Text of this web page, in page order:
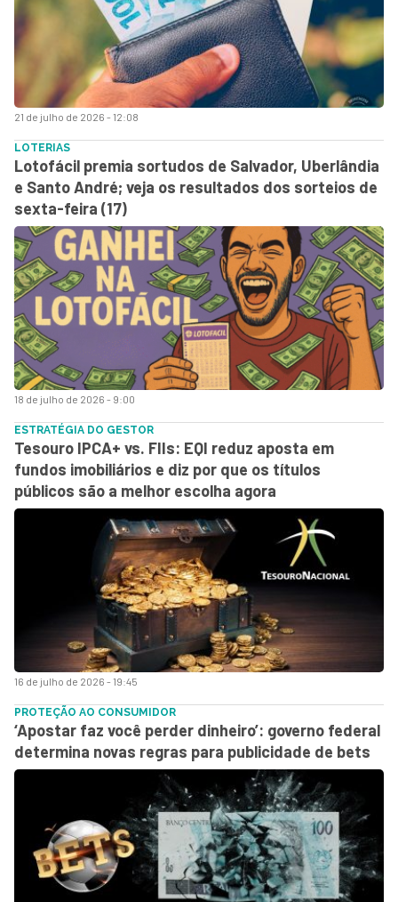
21 de julho de 2026 - 12:08
18 de julho de 2026 - 9:00
LOTERIAS
Lotofácil premia sortudos de Salvador, Uberlândia
e Santo André; veja os resultados dos sorteios de
sexta-feira (17)
16 de julho de 2026 - 19:45
ESTRATÉGIA DO GESTOR
Tesouro IPCA+ vs. FIIs: EQI reduz aposta em
fundos imobiliários e diz por que os títulos
públicos são a melhor escolha agora
PROTEÇÃO AO CONSUMIDOR
‘Apostar faz você perder dinheiro’: governo federal
determina novas regras para publicidade de bets